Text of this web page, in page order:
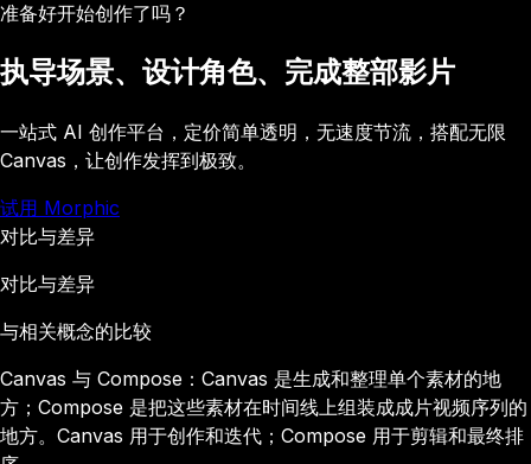
准备好开始创作了吗？
执导场景、设计角色、完成整部影片
一站式 AI 创作平台，定价简单透明，无速度节流，搭配无限
Canvas，让创作发挥到极致。
试用 Morphic
对比与差异
对比与差异
与相关概念的比较
Canvas 与 Compose：Canvas 是生成和整理单个素材的地
方；Compose 是把这些素材在时间线上组装成成片视频序列的
地方。Canvas 用于创作和迭代；Compose 用于剪辑和最终排